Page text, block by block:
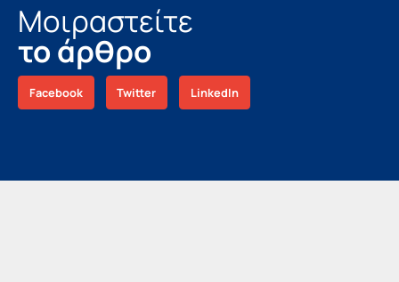
Μοιραστείτε
το άρθρο
Facebook Twitter LinkedIn